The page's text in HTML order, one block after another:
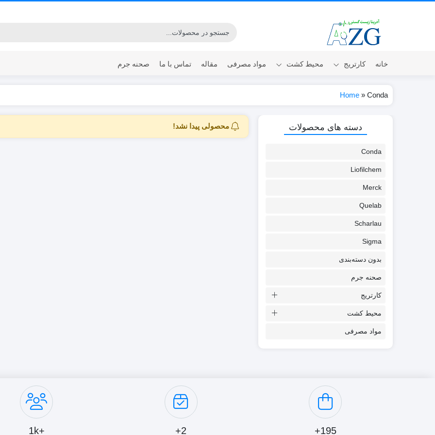
خانه کارتریج محیط کشت مواد مصرفی مقاله تماس با ما صحنه جرم
Home » Conda
محصولی پیدا نشد! دسته های محصولات
Conda
Liofilchem
Merck
Quelab
Scharlau
Sigma
بدون دسته‌بندی
صحنه جرم
کارتریج
محیط کشت
مواد مصرفی
195+
2+
+1k